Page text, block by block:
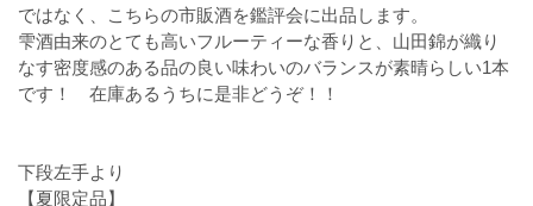
ではなく、こちらの市販酒を鑑評会に出品します。
雫酒由来のとても高いフルーティーな香りと、山田錦が織り
なす密度感のある品の良い味わいのバランスが素晴らしい1本
です！ 在庫あるうちに是非どうぞ！！
下段左手より
【夏限定品】